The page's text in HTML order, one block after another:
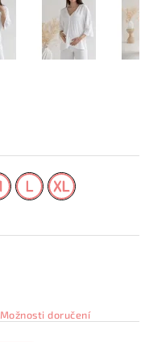
Možnosti doručení